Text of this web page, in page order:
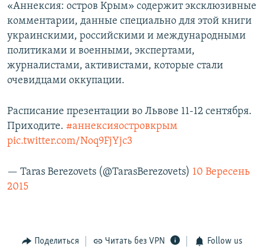
«Аннексия: остров Крым» содержит эксклюзивные
комментарии, данные специально для этой книги
украинскими, российскими и международными
политиками и военными, экспертами,
журналистами, активистами, которые стали
очевидцами оккупации.
Расписание презентации во Львове 11-12 сентября.
Приходите. #аннексияостровкрым
pic.twitter.com/Noq9FjYjc3
— Taras Berezovets (@TarasBerezovets) 10 Вересень
2015
Поделиться Читать без VPN Follow us